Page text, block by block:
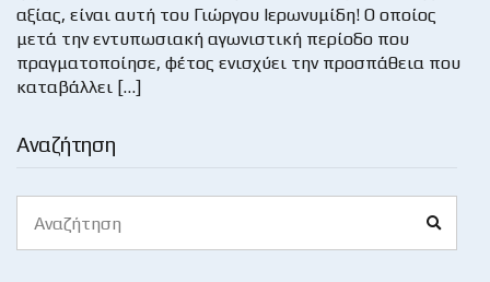
Αναζήτηση
for:
αξίας, είναι αυτή του Γιώργου Ιερωνυμίδη! Ο οποίος
μετά την εντυπωσιακή αγωνιστική περίοδο που
πραγματοποίησε, φέτος ενισχύει την προσπάθεια που
καταβάλλει […]